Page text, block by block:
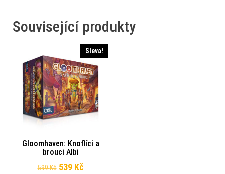
Související produkty
Sleva!
Gloomhaven: Knoflíci a
brouci Albi
599Kč Původní cena byla: 599 Kč.
539 KčAktuální cena je: 539 Kč.